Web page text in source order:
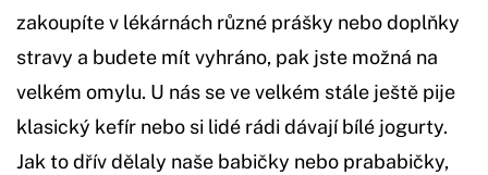
zakoupíte v lékárnách různé prášky nebo doplňky
stravy a budete mít vyhráno, pak jste možná na
velkém omylu. U nás se ve velkém stále ještě pije
klasický kefír nebo si lidé rádi dávají bílé jogurty.
Jak to dřív dělaly naše babičky nebo prababičky,